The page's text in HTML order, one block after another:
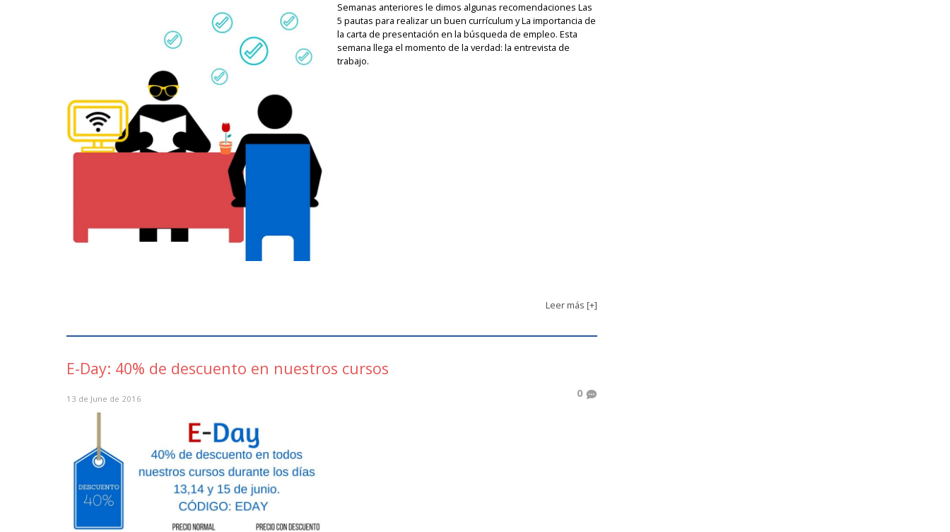
Semanas anteriores le dimos algunas recomendaciones Las
5 pautas para realizar un buen currículum y La importancia de
la carta de presentación en la búsqueda de empleo. Esta
semana llega el momento de la verdad: la entrevista de
trabajo.
Leer más [+]
E-Day: 40% de descuento en nuestros cursos
13 de June de 2016 0